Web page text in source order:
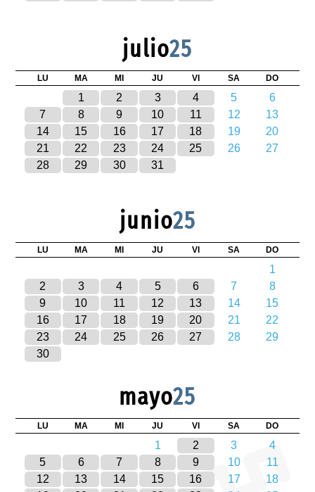
julio25
LU MA MI JU VI SA DO
1 2 3 4 5
6
7
8 9 10 11 12
13
14
15 16 17 18 19
20
21
22 23 24 25 26
27
28
29 30 31
junio25
LU MA MI JU VI SA DO
1
2
3 4 5 6 7
8
9
10 11 12 13 14
15
16
17 18 19 20 21
22
23
24 25 26 27 28
29
30
mayo25
LU MA MI JU VI SA DO
1 2 3
4
5
6 7 8 9 10
11
12
13 14 15 16 17
18